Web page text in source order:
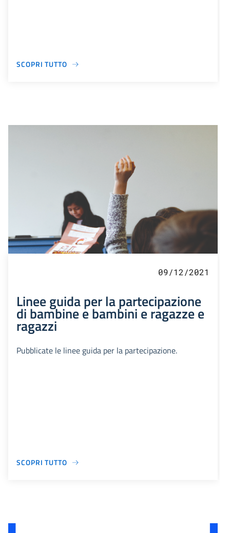
SCOPRI TUTTO
09/12/2021
Linee guida per la partecipazione
di bambine e bambini e ragazze e
ragazzi
Pubblicate le linee guida per la partecipazione.
SCOPRI TUTTO